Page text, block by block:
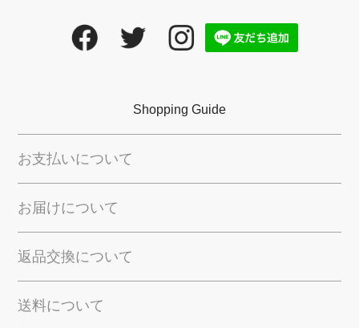
Shopping Guide
お支払いについて
お届けについて
返品交換について
送料について